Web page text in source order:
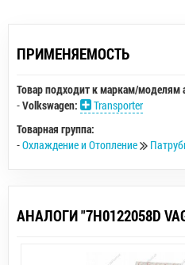
ПРИМЕНЯЕМОСТЬ
Товар подходит к маркам/моделям
-Volkswagen:
Transporter
Товарная группа:
-Охлаждение и Отопление
АНАЛОГИ "7H0122058D